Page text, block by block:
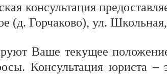
консультация
(д. Горчаково), ул.
Ваше текущее
Консультация юриста –